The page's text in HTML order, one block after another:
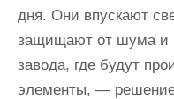
дня. Они впускают
защищают от шума и
завода, где будут
элементы, — решение